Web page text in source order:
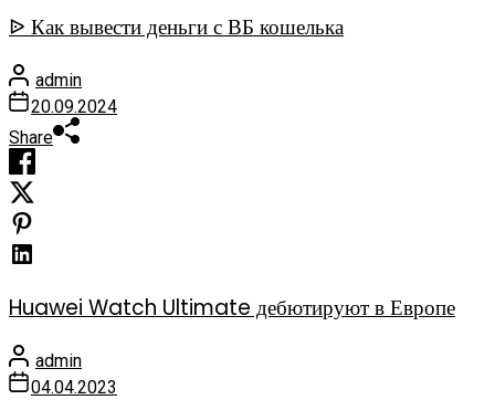
ᐉ Как вывести деньги с ВБ кошелька
admin
20.09.2024
Share
Huawei Watch Ultimate дебютируют в Европе
admin
04.04.2023